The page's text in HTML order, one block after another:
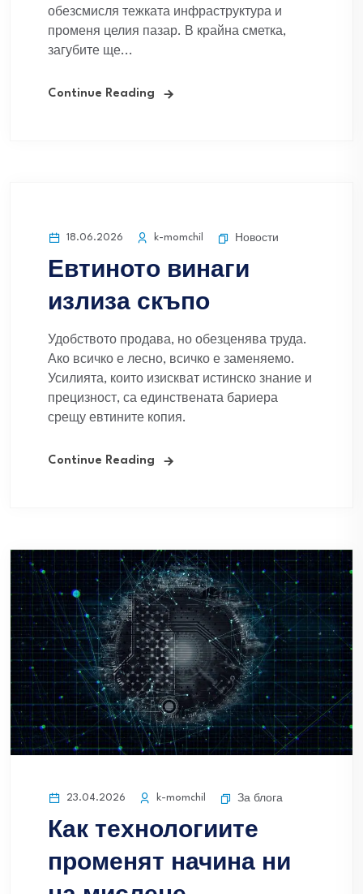
обезсмисля тежката инфраструктура и
променя целия пазар. В крайна сметка,
загубите ще...
Continue Reading
18.06.2026 k-momchil Новости
Евтиното винаги
излиза скъпо
Удобството продава, но обезценява труда.
Ако всичко е лесно, всичко е заменяемо.
Усилията, които изискват истинско знание и
прецизност, са единствената бариера
срещу евтините копия.
Continue Reading
23.04.2026 k-momchil За блога
Как технологиите
променят начина ни